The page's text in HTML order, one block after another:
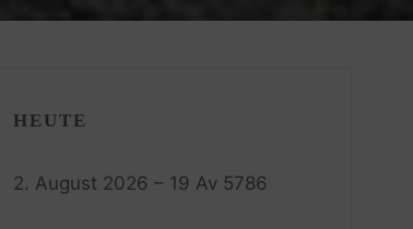
HEUTE
2. August 2026 – 19 Av 5786